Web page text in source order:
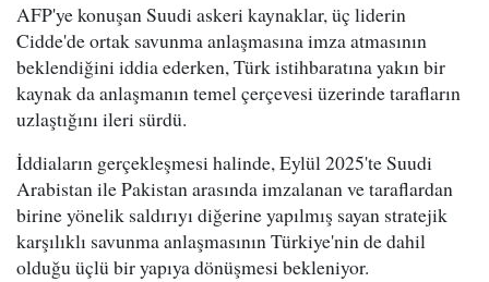
AFP'ye konuşan Suudi askeri kaynaklar, üç liderin
Cidde'de ortak savunma anlaşmasına imza atmasının
beklendiğini iddia ederken, Türk istihbaratına yakın bir
kaynak da anlaşmanın temel çerçevesi üzerinde tarafların
uzlaştığını ileri sürdü.
İddiaların gerçekleşmesi halinde, Eylül 2025'te Suudi
Arabistan ile Pakistan arasında imzalanan ve taraflardan
birine yönelik saldırıyı diğerine yapılmış sayan stratejik
karşılıklı savunma anlaşmasının Türkiye'nin de dahil
olduğu üçlü bir yapıya dönüşmesi bekleniyor.